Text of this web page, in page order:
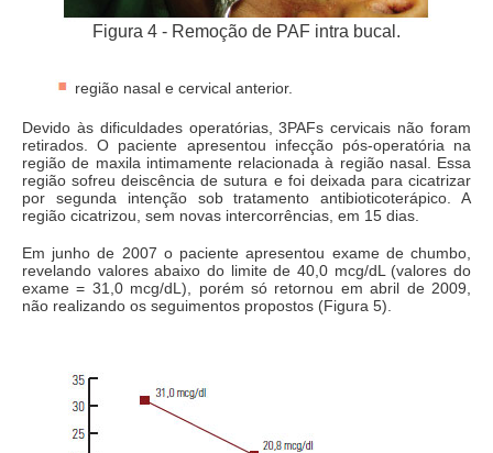
Figura 4 - Remoção de PAF intra bucal.
região nasal e cervical anterior.
Devido às dificuldades operatórias, 3PAFs cervicais não foram
retirados. O paciente apresentou infecção pós-operatória na
região de maxila intimamente relacionada à região nasal. Essa
região sofreu deiscência de sutura e foi deixada para cicatrizar
por segunda intenção sob tratamento antibioticoterápico. A
região cicatrizou, sem novas intercorrências, em 15 dias.
Em junho de 2007 o paciente apresentou exame de chumbo,
revelando valores abaixo do limite de 40,0 mcg/dL (valores do
exame = 31,0 mcg/dL), porém só retornou em abril de 2009,
não realizando os seguimentos propostos (Figura 5).